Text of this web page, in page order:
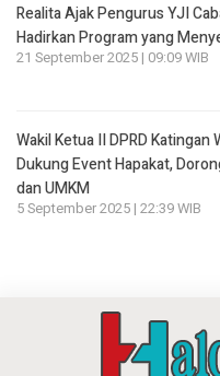
Realita Ajak Pengurus YJI
Hadirkan Program yang
21 September 2025 | 09:09 WIB
Wakil Ketua II DPRD Katingan
Dukung Event Hapakat,
dan UMKM
5 September 2025 | 22:39 WIB